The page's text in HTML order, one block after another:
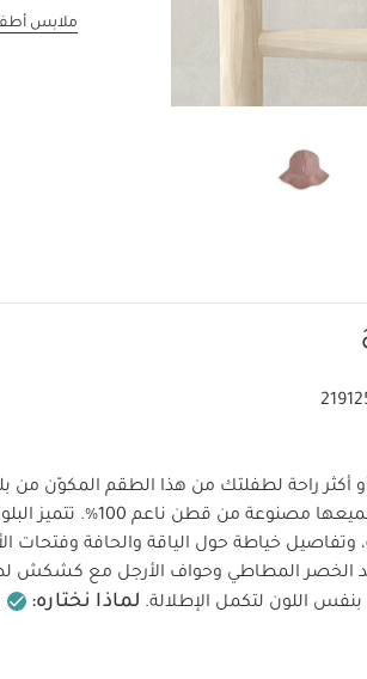
ملابس
أو أكثر راحة لطفلتك من هذا الطقم المكوّن
وقبعة شمسية، جميعها
وتفاصيل خياطة حول الياقة والحافة وفتحات
المطاطي وحواف الأرجل مع كشكش
اللون لتكمل الإطلالة. لماذا نختاره: